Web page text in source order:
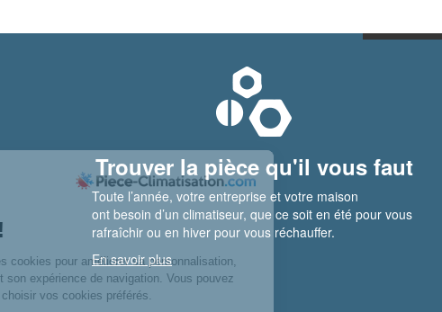
Trouver la pièce qu'il vous faut
Toute l’année, votre entreprise et votre maison
ont besoin d’un climatiseur, que ce soit en été pour vous
rafraîchir ou en hiver pour vous réchauffer.
En savoir plus